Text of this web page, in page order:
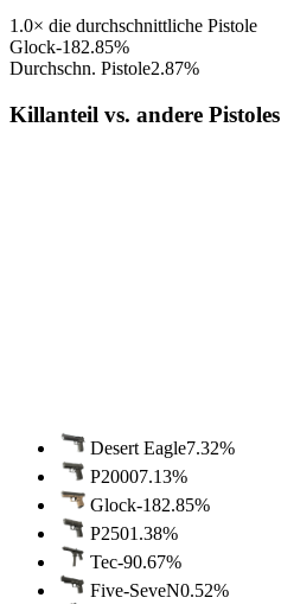
1.0× die durchschnittliche Pistole
Glock-182.85%
Durchschn. Pistole2.87%
Killanteil vs. andere Pistoles
Desert Eagle7.32%
P20007.13%
Glock-182.85%
P2501.38%
Tec-90.67%
Five-SeveN0.52%